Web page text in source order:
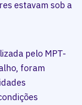
estavam sob a
pelo MPT-
foram